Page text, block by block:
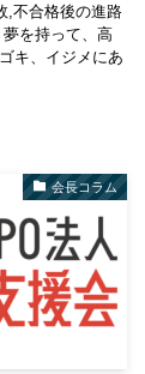
,不合格後の進路
を持って、高
キ、イジメにあ
会長コラム